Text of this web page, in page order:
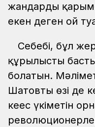
жандардың
екен деген ой
Себебі, бұл
құрылыстың
болатын.
Шатовтың өзі де
кеңес үкіметін